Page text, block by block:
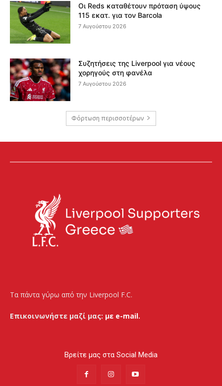
Οι Reds καταθέτουν πρόταση ύψους
115 εκατ. για τον Barcola
7 Αυγούστου 2026
Συζητήσεις της Liverpool για νέους
χορηγούς στη φανέλα
7 Αυγούστου 2026
Φόρτωση περισσοτέρων
Τα πάντα γύρω από την Liverpool F.C.
Επικοινωνήστε μαζί μας: με e-mail.
Βρείτε μας στα Social Media